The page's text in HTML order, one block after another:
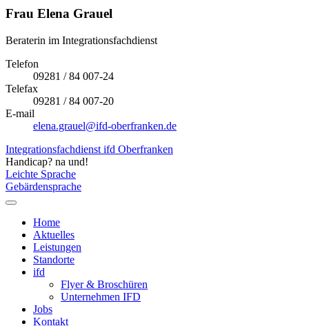
Frau Elena Grauel
Beraterin im Integrationsfachdienst
Telefon
09281 / 84 007-24
Telefax
09281 / 84 007-20
E-mail
elena.grauel@ifd-oberfranken.de
Integrationsfachdienst ifd Oberfranken
Handicap? na und!
Leichte Sprache
Gebärdensprache
Home
Aktuelles
Leistungen
Standorte
ifd
Flyer & Broschüren
Unternehmen IFD
Jobs
Kontakt